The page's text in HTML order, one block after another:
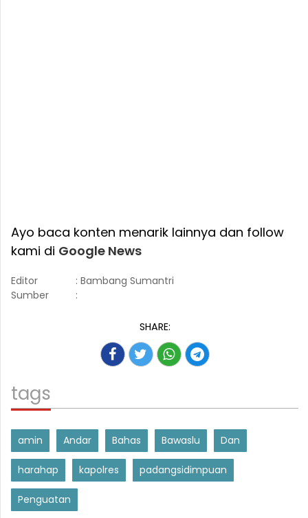
Ayo baca konten menarik lainnya dan follow
kami di Google News
Editor
: Bambang Sumantri
Sumber
:
SHARE:
tags
amin Andar Bahas Bawaslu Dan
harahap kapolres padangsidimpuan
Penguatan